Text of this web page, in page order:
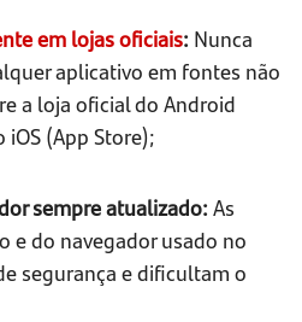
em lojas oficiais: Nunca
aplicativo em fontes não
a loja oficial do Android
(App Store);
sempre atualizado: As
e do navegador usado no
segurança e dificultam o